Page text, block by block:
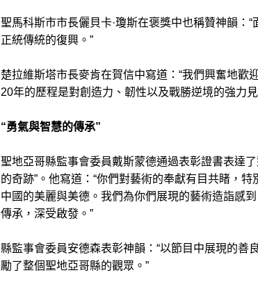
聖馬科斯市市長儷貝卡·瓊斯在褒獎中也稱贊神韻：
正統傳統的復興。”
楚拉維斯塔市長麥肯在賀信中寫道：“我們興奮地歡
20年的歷程是對創造力、韌性以及戰勝逆境的強力見
“勇氣與智慧的傳承”
聖地亞哥縣監事會委員戴斯蒙德通過表彰證書表達
的奇跡”。他寫道：“你們對藝術的奉獻有目共睹，
中國的美麗與美德。我們為你們展現的藝術造詣感
傳承，深受啟發。”
縣監事會委員安德森表彰神韻：“以節目中展現的善
勵了整個聖地亞哥縣的觀眾。”